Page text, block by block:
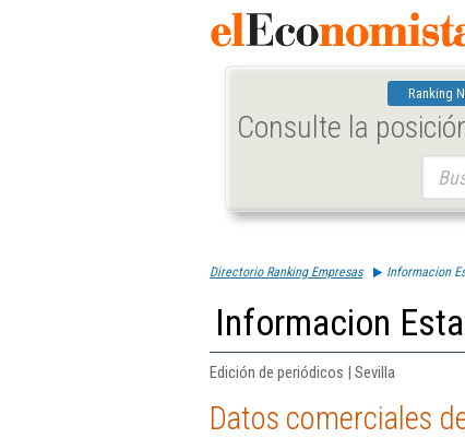
Ranking
Consulte la
Directorio Ranking Empresas Informacion
Informacion
Edición de periódicos | Sevilla
Datos comerciales